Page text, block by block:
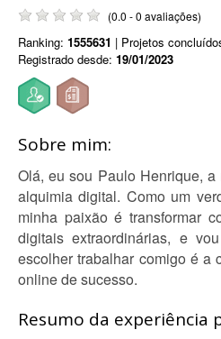
(0.0 - 0 avaliações)
Ranking: 1555631 | Projetos
Registrado desde: 19/01/2023
Sobre mim:
Olá, eu sou Paulo Henrique,
alquimia digital. Como um
minha paixão é transformar
digitais extraordinárias, e
escolher trabalhar comigo é a
online de sucesso.
Resumo da experiência